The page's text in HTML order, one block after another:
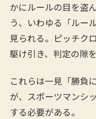
かにルールの目を盗
う、いわゆる「ルー
見られる。ピッチク
駆け引き、判定の隙
これらは一見「勝負
が、スポーツマンシ
する必要がある。